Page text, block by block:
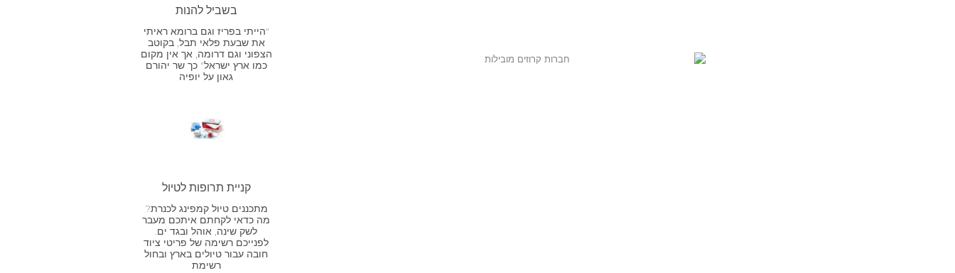
בשביל להנות
"הייתי בפריז וגם ברומא ראיתי
את שבעת פלאי תבל, בקוטב
הצפוני וגם דרומה, אך אין מקום
כמו ארץ ישראל" כך שר יהורם
גאון על יופיה
קניית תרופות לטיול
מתכננים טיול קמפינג לכנרת?
מה כדאי לקחתם איתכם מעבר
לשק שינה, אוהל ובגד ים.
לפנייכם רשימה של פריטי ציוד
חובה עבור טיולים בארץ ובחול
רשימת